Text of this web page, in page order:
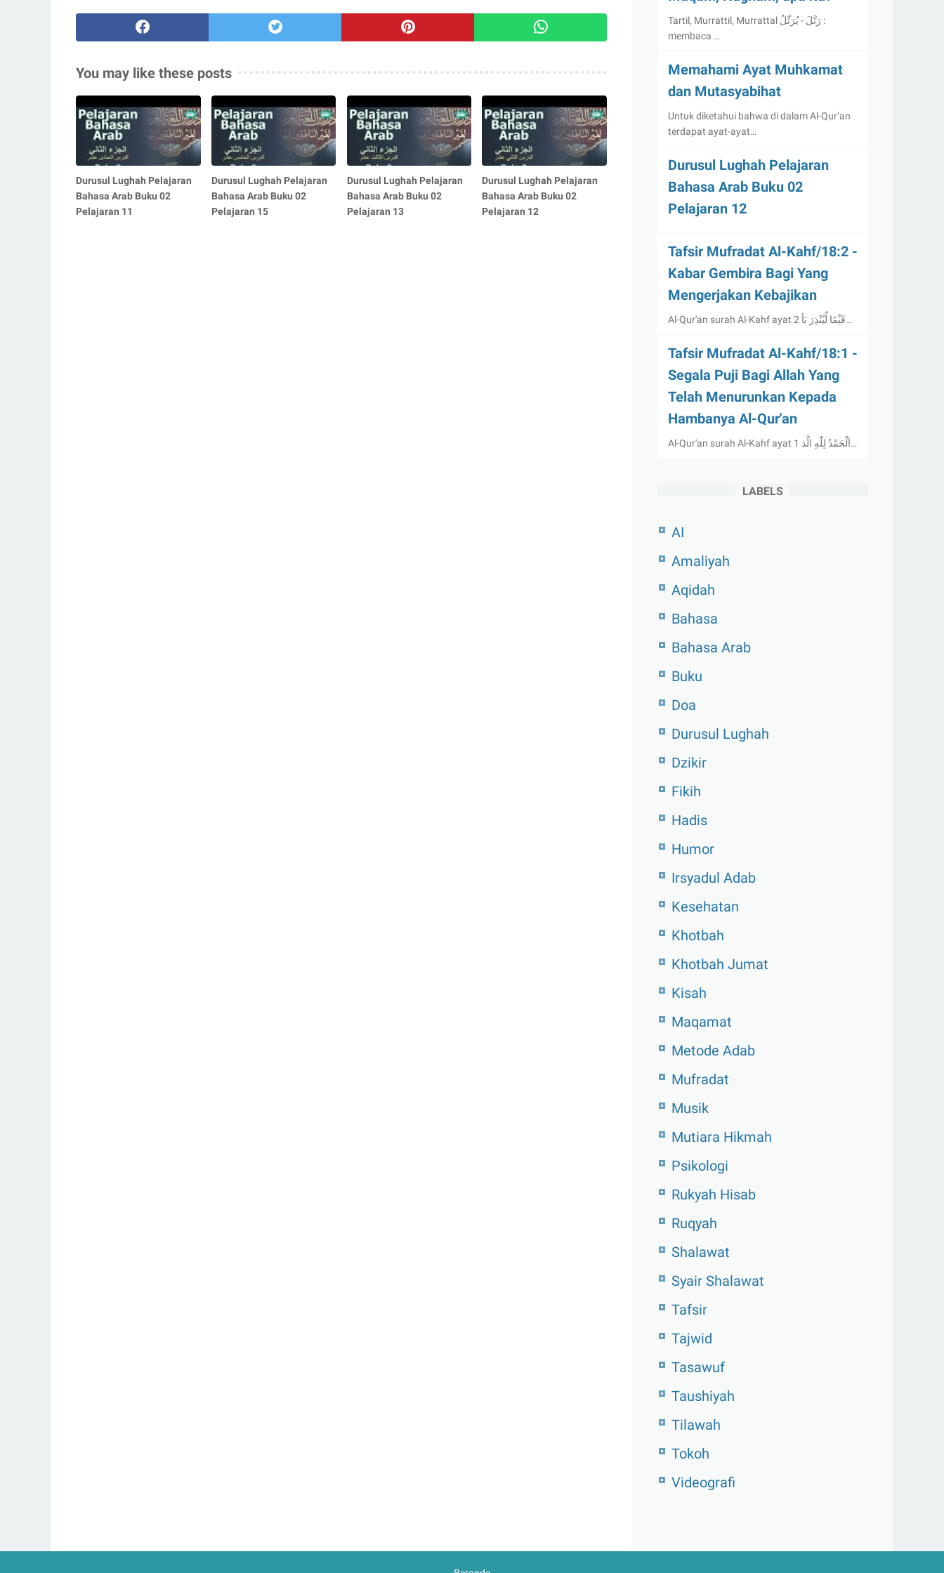
You may like these posts
Durusul Lughah Pelajaran
Bahasa Arab Buku 02
Pelajaran 11
Durusul Lughah Pelajaran
Bahasa Arab Buku 02
Pelajaran 15
Durusul Lughah Pelajaran
Bahasa Arab Buku 02
Pelajaran 13
Durusul Lughah Pelajaran
Bahasa Arab Buku 02
Pelajaran 12
Tartil, Murrattil, Murrattal رَتَّلَ - يُرَتِّلُ :
membaca …
Memahami Ayat Muhkamat
dan Mutasyabihat
Untuk diketahui bahwa di dalam Al-Qur’an
terdapat ayat-ayat…
Durusul Lughah Pelajaran
Bahasa Arab Buku 02
Pelajaran 12
Tafsir Mufradat Al-Kahf/18:2 -
Kabar Gembira Bagi Yang
Mengerjakan Kebajikan
Al-Qur'an surah Al-Kahf ayat 2 قَيِّمًا لِّيُنْذِرَ بَأ…
Tafsir Mufradat Al-Kahf/18:1 -
Segala Puji Bagi Allah Yang
Telah Menurunkan Kepada
Hambanya Al-Qur'an
Al-Qur'an surah Al-Kahf ayat 1 اَلْحَمْدُ لِلّٰهِ الَّذ…
LABELS
AI
Amaliyah
Aqidah
Bahasa
Bahasa Arab
Buku
Doa
Durusul Lughah
Dzikir
Fikih
Hadis
Humor
Irsyadul Adab
Kesehatan
Khotbah
Khotbah Jumat
Kisah
Maqamat
Metode Adab
Mufradat
Musik
Mutiara Hikmah
Psikologi
Rukyah Hisab
Ruqyah
Shalawat
Syair Shalawat
Tafsir
Tajwid
Tasawuf
Taushiyah
Tilawah
Tokoh
Videografi